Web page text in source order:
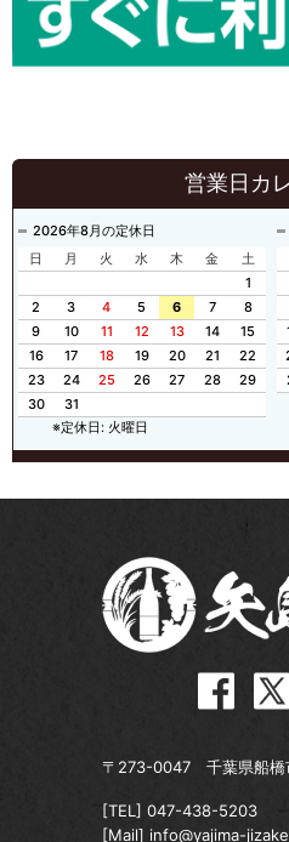
営業日カ
2026年8月の定休日
日
月 火 水 木 金
土
1
2
3 4 5 6 7
8
9
10 11 12 13 14
15
16
17 18 19 20 21
22
23
24 25 26 27 28
29
30
31
※定休日: 火曜日
〒273-0047 千葉県船橋
[TEL] 047-438-5203
[Mail] info@yajima-